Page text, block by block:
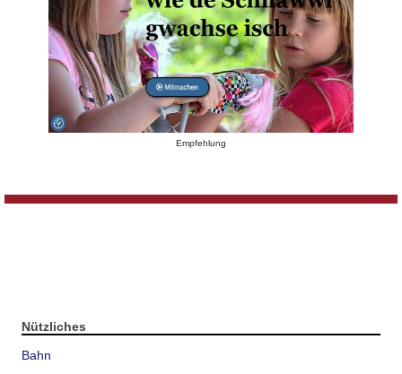
Empfehlung
Nützliches
Bahn